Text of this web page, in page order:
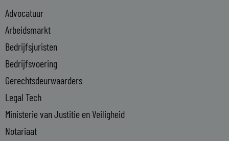
d
i
n
-
i
n
Advocatuur
Arbeidsmarkt
Bedrijfsjuristen
Bedrijfsvoering
Gerechtsdeurwaarders
Legal Tech
Ministerie van Justitie en Veiligheid
Notariaat